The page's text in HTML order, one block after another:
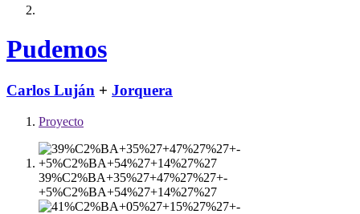
Pudemos
Carlos Luján + Jorquera
Proyecto
39%C2%BA+35%27+47%27%27+-
+5%C2%BA+54%27+14%27%27